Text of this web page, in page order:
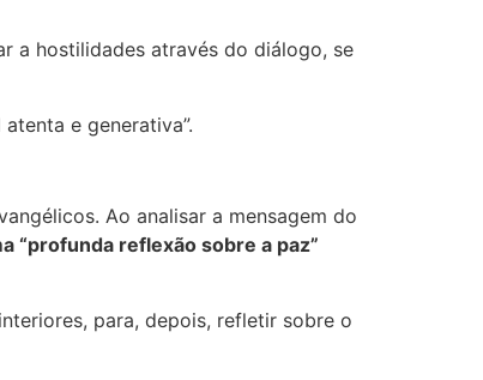
a hostilidades através do diálogo, se
e generativa”.
Ao analisar a mensagem do
“profunda reflexão sobre a paz”
para, depois, refletir sobre o